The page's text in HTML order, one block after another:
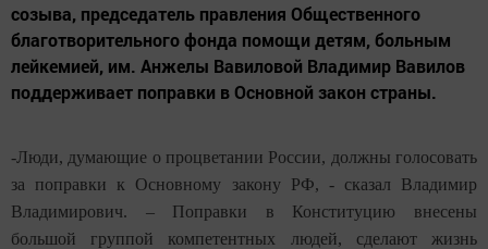
созыва, председатель правления Общественного
благотворительного фонда помощи детям, больным
лейкемией, им. Анжелы Вавиловой Владимир Вавилов
поддерживает поправки в Основной закон страны.
-Люди, думающие о процветании России, должны голосовать
за поправки к Основному закону РФ, - сказал Владимир
Владимирович. – Поправки в Конституцию внесены
большой группой компетентных людей, сделают жизнь